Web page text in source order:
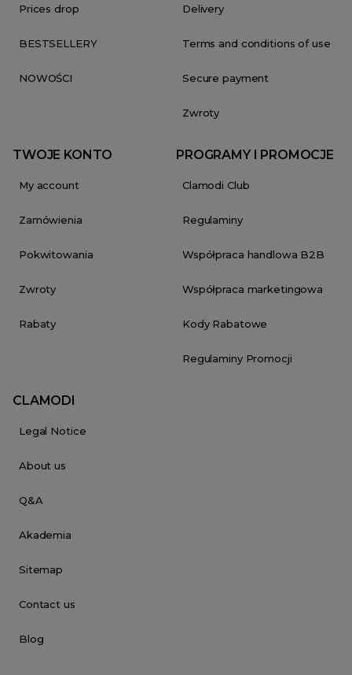
Prices drop
BESTSELLERY
NOWOŚCI
Delivery
Terms and conditions of use
Secure payment
Zwroty
TWOJE KONTO
My account
Zamówienia
Pokwitowania
Zwroty
Rabaty
PROGRAMY I PROMOCJE
Clamodi Club
Regulaminy
Współpraca handlowa B2B
Współpraca marketingowa
Kody Rabatowe
Regulaminy Promocji
CLAMODI
Legal Notice
About us
Q&A
Akademia
Sitemap
Contact us
Blog